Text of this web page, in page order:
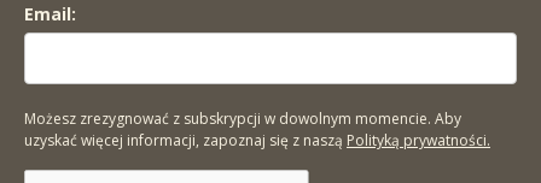
Email:
Możesz zrezygnować z subskrypcji w dowolnym momencie. Aby
uzyskać więcej informacji, zapoznaj się z naszą Polityką prywatności.